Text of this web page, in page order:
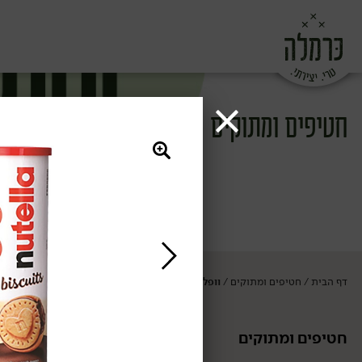
חטיפים ומתוקים
דף הבית / חטיפים ומתוקים / וופלים ועוגיות
חטיפים ומתוקים וופלים ועוגיות